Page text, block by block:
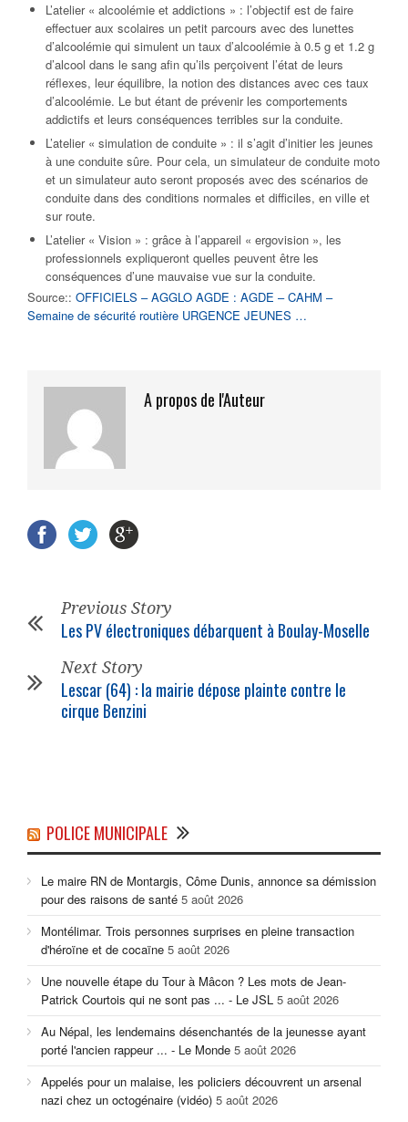
L’atelier « alcoolémie et addictions » : l’objectif est de faire
effectuer aux scolaires un petit parcours avec des lunettes
d’alcoolémie qui simulent un taux d’alcoolémie à 0.5 g et 1.2 g
d’alcool dans le sang afin qu’ils perçoivent l’état de leurs
réflexes, leur équilibre, la notion des distances avec ces taux
d’alcoolémie. Le but étant de prévenir les comportements
addictifs et leurs conséquences terribles sur la conduite.
L’atelier « simulation de conduite » : il s’agit d’initier les jeunes
à une conduite sûre. Pour cela, un simulateur de conduite moto
et un simulateur auto seront proposés avec des scénarios de
conduite dans des conditions normales et difficiles, en ville et
sur route.
L’atelier « Vision » : grâce à l’appareil « ergovision », les
professionnels expliqueront quelles peuvent être les
conséquences d’une mauvaise vue sur la conduite.
Source:: OFFICIELS – AGGLO AGDE : AGDE – CAHM –
Semaine de sécurité routière URGENCE JEUNES …
A propos de l'Auteur
Previous Story
Les PV électroniques débarquent à Boulay-Moselle
Next Story
Lescar (64) : la mairie dépose plainte contre le
cirque Benzini
POLICE MUNICIPALE
Le maire RN de Montargis, Côme Dunis, annonce sa démission
pour des raisons de santé 5 août 2026
Montélimar. Trois personnes surprises en pleine transaction
d'héroïne et de cocaïne 5 août 2026
Une nouvelle étape du Tour à Mâcon ? Les mots de Jean-
Patrick Courtois qui ne sont pas ... - Le JSL 5 août 2026
Au Népal, les lendemains désenchantés de la jeunesse ayant
porté l'ancien rappeur ... - Le Monde 5 août 2026
Appelés pour un malaise, les policiers découvrent un arsenal
nazi chez un octogénaire (vidéo) 5 août 2026